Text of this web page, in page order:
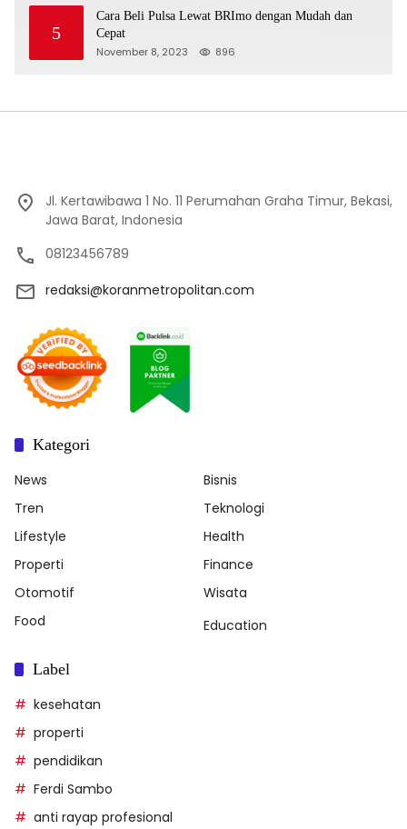
5
Cara Beli Pulsa Lewat BRImo dengan Mudah dan
Cepat
November 8, 2023 896
Jl. Kertawibawa 1 No. 11 Perumahan Graha Timur, Bekasi,
Jawa Barat, Indonesia
08123456789
redaksi@koranmetropolitan.com
Kategori
News
Bisnis
Tren
Teknologi
Lifestyle
Health
Properti
Finance
Otomotif
Wisata
Food
Education
Label
kesehatan
properti
pendidikan
Ferdi Sambo
anti rayap profesional